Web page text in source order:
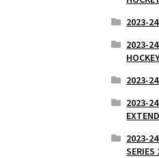
2023-
2023-24
2023-
2023-24
2023-24
SERIES